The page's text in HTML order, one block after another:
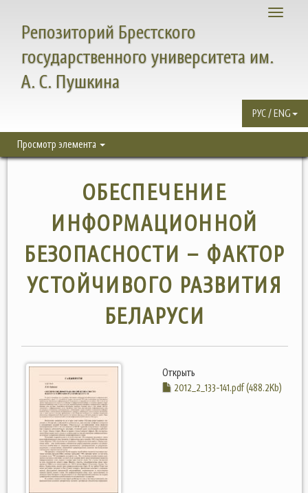
Toggle
Репозиторий Брестского
государственного университета им.
А. С. Пушкина
РУС / ENG
Просмотр элемента
ОБЕСПЕЧЕНИЕ
ИНФОРМАЦИОННОЙ
БЕЗОПАСНОСТИ – ФАКТОР
УСТОЙЧИВОГО РАЗВИТИЯ
БЕЛАРУСИ
Открыть
2012_2_133-141.pdf (488.2Kb)